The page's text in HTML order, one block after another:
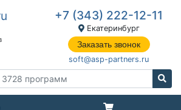
+7 (343) 222-12-11
Екатеринбург
Заказать звонок
soft@asp-partners.ru